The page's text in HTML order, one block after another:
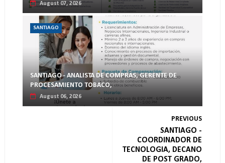
August 07, 2026
SANTIAGO
SANTIAGO - ANALISTA DE COMPRAS, GERENTE DE
PROCESAMIENTO TOBACO,
August 06, 2026
PREVIOUS
SANTIAGO -
COORDINADOR DE
TECNOLOGIA, DECANO
DE POST GRADO,